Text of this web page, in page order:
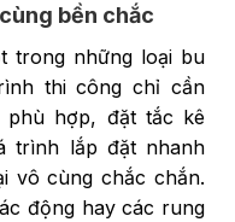
bền chắc
trong những loại bu
thi công chỉ cần
hợp, đặt tắc kê
trình lắp đặt nhanh
vô cùng chắc chắn.
động hay các rung